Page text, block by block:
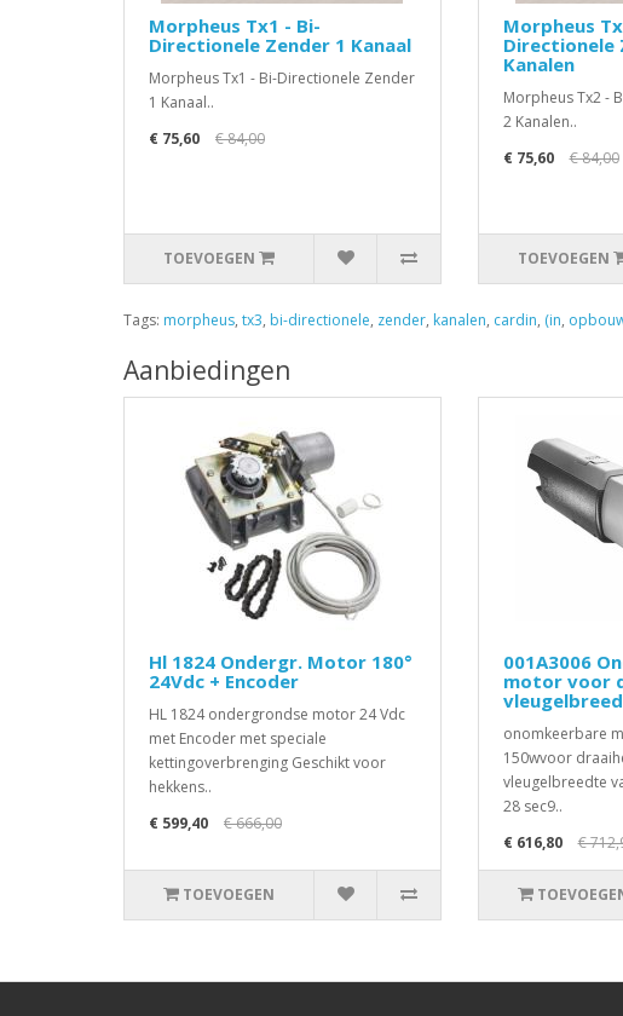
Morpheus Tx1 - Bi-
Directionele Zender 1 Kanaal
Morpheus Tx1 - Bi-Directionele Zender
1 Kanaal..
€ 75,60
€ 84,00
TOEVOEGEN
Morpheus
Directionele
Kanalen
Morpheus Tx2 -
2 Kanalen..
€ 75,60
€ 84,00
TOEVOEGEN
Tags: morpheus, tx3, bi-directionele, zender, kanalen, cardin, (in,
Aanbiedingen
Hl 1824 Ondergr. Motor 180°
24Vdc + Encoder
HL 1824 ondergrondse motor 24 Vdc
met Encoder met speciale
kettingoverbrenging Geschikt voor
hekkens..
€ 599,40
€ 666,00
TOEVOEGEN
001A3006
motor voor
onomkeerbare
150wvoor
vleugelbreedte
28 sec9..
€ 616,80
€